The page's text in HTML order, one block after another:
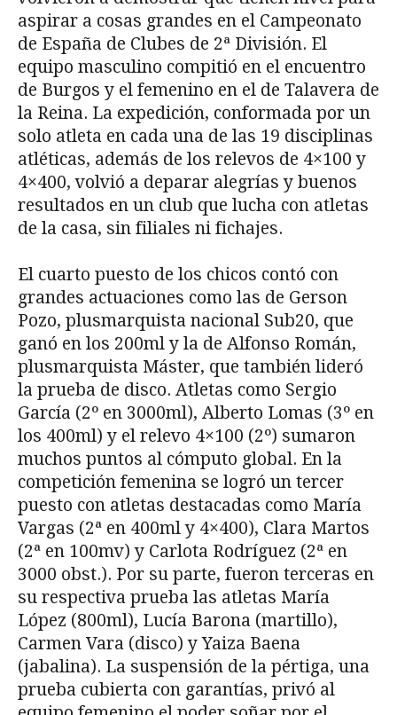
aspirar a cosas grandes en el Campeonato
de España de Clubes de 2ª División. El
equipo masculino compitió en el encuentro
de Burgos y el femenino en el de Talavera de
la Reina. La expedición, conformada por un
solo atleta en cada una de las 19 disciplinas
atléticas, además de los relevos de 4×100 y
4×400, volvió a deparar alegrías y buenos
resultados en un club que lucha con atletas
de la casa, sin filiales ni fichajes.
El cuarto puesto de los chicos contó con
grandes actuaciones como las de Gerson
Pozo, plusmarquista nacional Sub20, que
ganó en los 200ml y la de Alfonso Román,
plusmarquista Máster, que también lideró
la prueba de disco. Atletas como Sergio
García (2º en 3000ml), Alberto Lomas (3º en
los 400ml) y el relevo 4×100 (2º) sumaron
muchos puntos al cómputo global. En la
competición femenina se logró un tercer
puesto con atletas destacadas como María
Vargas (2ª en 400ml y 4×400), Clara Martos
(2ª en 100mv) y Carlota Rodríguez (2ª en
3000 obst.). Por su parte, fueron terceras en
su respectiva prueba las atletas María
López (800ml), Lucía Barona (martillo),
Carmen Vara (disco) y Yaiza Baena
(jabalina). La suspensión de la pértiga, una
prueba cubierta con garantías, privó al